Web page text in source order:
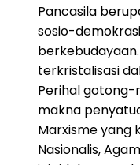
Pancasila
sosio-
terkristalisasi
Perihal
makna
Marxisme yang
Nasionalis,